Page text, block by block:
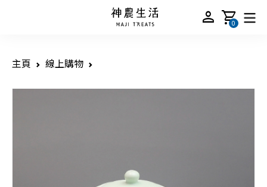
person shopping_cart
0
主頁 線上購物